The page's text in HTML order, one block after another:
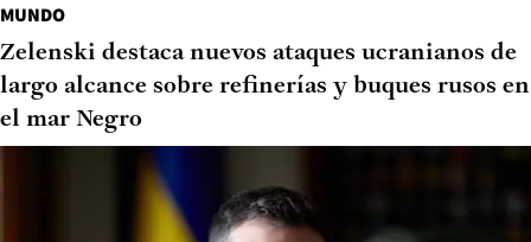
MUNDO
Zelenski destaca nuevos ataques ucranianos de
largo alcance sobre refinerías y buques rusos en
el mar Negro